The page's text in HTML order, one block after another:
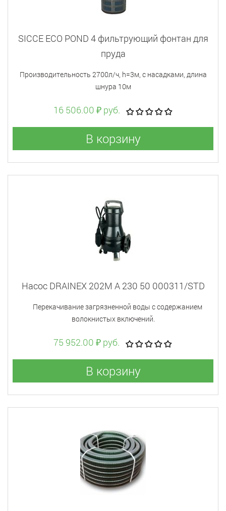
SICCE ECO POND 4 фильтрующий фонтан для
пруда
Производительность 2700л/ч, h=3м, с насадками, длина
шнура 10м
16 506.00 ₽ руб.
В корзину
Насос DRAINEX 202M A 230 50 000311/STD
Перекачивание загрязненной воды с содержанием
волокнистых включений.
75 952.00 ₽ руб.
В корзину